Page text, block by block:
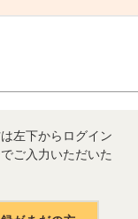
左下からログイン
ご入力いただいた